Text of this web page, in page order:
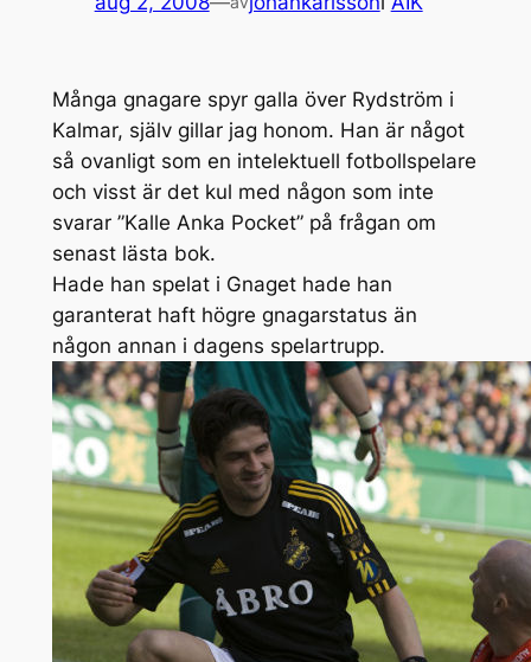
Många gnagare spyr galla över Rydström i
Kalmar, själv gillar jag honom. Han är något
så ovanligt som en intelektuell fotbollspelare
och visst är det kul med någon som inte
svarar ”Kalle Anka Pocket” på frågan om
senast lästa bok.
Hade han spelat i Gnaget hade han
garanterat haft högre gnagarstatus än
någon annan i dagens spelartrupp.